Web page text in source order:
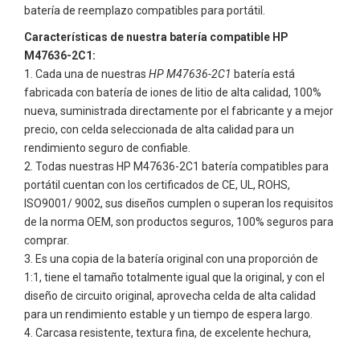
batería de reemplazo compatibles para portátil.
Características de nuestra batería compatible HP
M47636-2C1:
Cada una de nuestras HP M47636-2C1 batería está
fabricada con batería de iones de litio de alta calidad, 100%
nueva, suministrada directamente por el fabricante y a mejor
precio, con celda seleccionada de alta calidad para un
rendimiento seguro de confiable.
Todas nuestras HP M47636-2C1 batería compatibles para
portátil cuentan con los certificados de CE, UL, ROHS,
ISO9001/ 9002, sus diseños cumplen o superan los requisitos
de la norma OEM, son productos seguros, 100% seguros para
comprar.
Es una copia de la batería original con una proporción de
1:1, tiene el tamaño totalmente igual que la original, y con el
diseño de circuito original, aprovecha celda de alta calidad
para un rendimiento estable y un tiempo de espera largo.
Carcasa resistente, textura fina, de excelente hechura,